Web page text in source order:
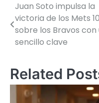
Juan Soto impulsa la
victoria de los Mets
sobre los Bravos con
sencillo clave
Related